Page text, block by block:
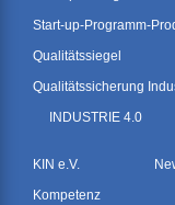
Start-up-Programm-
Qualitätssiegel
Qualitätssicherung
INDUSTRIE 4.0
KIN e.V.
Kompetenz